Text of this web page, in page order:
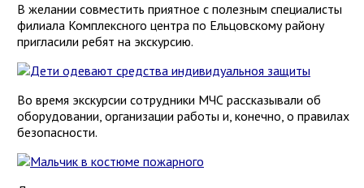
В желании совместить приятное с полезным специалисты
филиала Комплексного центра по Ельцовскому району
пригласили ребят на экскурсию.
Во время экскурсии сотрудники МЧС рассказывали об
оборудовании, организации работы и, конечно, о правилах
безопасности.